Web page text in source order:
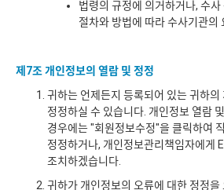
법령의 규정에 의거하거나, 수
절차와 방법에 따라 수사기관의
제7조 개인정보의 열람 및 정정
귀하는 언제든지 등록되어 있는 귀하
정정하실 수 있습니다. 개인정보 열람
경우에는 "회원정보수정"을 클릭하여
정정하거나, 개인정보관리책임자에게
조치하겠습니다.
귀하가 개인정보의 오류에 대한 정정을